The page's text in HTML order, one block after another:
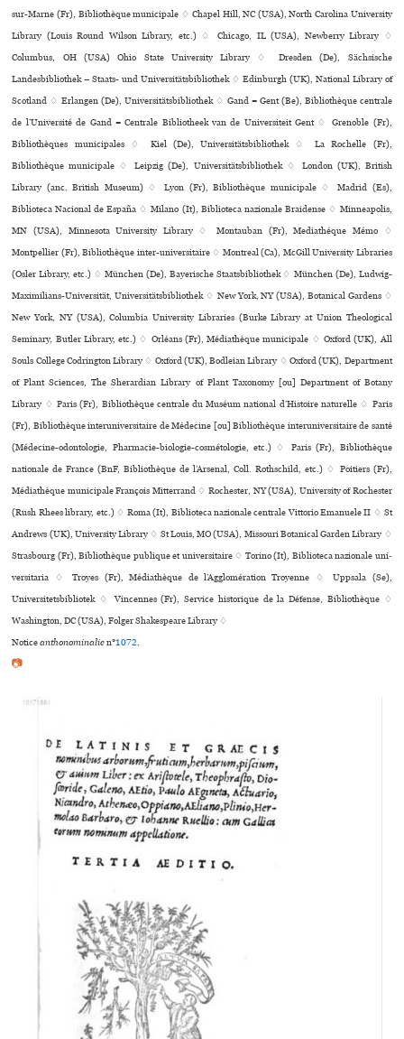
sur-Marne (Fr), Bibliothèque muni­ci­pale ♢ Chapel Hill, NC (USA), North Carolina University
Library (Louis Round Wilson Library, etc.) ♢ Chicago, IL (USA), Newberry Library ♢
Columbus, OH (USA) Ohio State University Library ♢ Dresden (De), Sächsische
Landesbibliothek – Staats- und Universitätsbibliothek ♢ Edinburgh (UK), National Library of
Scotland ♢ Erlangen (De), Universitätsbibliothek ♢ Gand = Gent (Be), Bibliothèque centrale
de l’Université de Gand = Centrale Bibliotheek van de Universiteit Gent ♢ Grenoble (Fr),
Bibliothèques muni­ci­pa­les ♢ Kiel (De), Universitätsbibliothek ♢ La Rochelle (Fr),
Bibliothèque muni­ci­pale ♢ Leipzig (De), Universitätsbibliothek ♢ London (UK), British
Library (anc. British Museum) ♢ Lyon (Fr), Bibliothèque muni­ci­pale ♢ Madrid (Es),
Biblioteca Nacional de España ♢ Milano (It), Biblioteca nazio­nale Braidense ♢ Minneapolis,
MN (USA), Minnesota University Library ♢ Montauban (Fr), Mediathéque Mémo ♢
Montpellier (Fr), Bibliothèque inter-uni­ver­si­taire ♢ Montreal (Ca), McGill University Libraries
(Osler Library, etc.) ♢ München (De), Bayerische Staatsbibliothek ♢ München (De), Ludwig-
Maximilians-Universität, Universitätsbibliothek ♢ New York, NY (USA), Botanical Gardens ♢
New York, NY (USA), Columbia University Libraries (Burke Library at Union Theological
Seminary, Butler Library, etc.) ♢ Orléans (Fr), Médiathèque muni­ci­pale ♢ Oxford (UK), All
Souls College Codrington Library ♢ Oxford (UK), Bodleian Library ♢ Oxford (UK), Department
of Plant Sciences, The Sherardian Library of Plant Taxonomy [ou] Department of Botany
Library ♢ Paris (Fr), Bibliothèque cen­trale du Muséum natio­nal d’Histoire natu­relle ♢ Paris
(Fr), Bibliothèque inte­ru­ni­ver­si­taire de Médecine [ou] Bibliothèque inte­ru­ni­ver­si­taire de santé
(Médecine-odon­to­lo­gie, Pharmacie-bio­lo­gie-cos­mé­to­lo­gie, etc.) ♢ Paris (Fr), Bibliothèque
nationale de France (BnF, Bibliothèque de l’Arsenal, Coll. Rothschild, etc.) ♢ Poitiers (Fr),
Médiathèque muni­ci­pale François Mitterrand ♢ Rochester, NY (USA), University of Rochester
(Rush Rhees library, etc.) ♢ Roma (It), Biblioteca nazio­nale cen­trale Vittorio Emanuele II ♢ St
Andrews (UK), University Library ♢ St Louis, MO (USA), Missouri Botanical Garden Library ♢
Strasbourg (Fr), Bibliothèque publi­que et uni­ver­si­taire ♢ Torino (It), Biblioteca nazio­nale uni­
ver­si­ta­ria ♢ Troyes (Fr), Médiathèque de l’Agglomération Troyenne ♢ Uppsala (Se),
Universitetsbibliotek ♢ Vincennes (Fr), Service historique de la Défense, Bibliothèque ♢
Washington, DC (USA), Folger Shakespeare Library ♢
Noticeanthonominalien°1072.
📷